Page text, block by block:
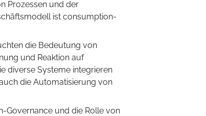
Prozessen und der
ist consumption-
die Bedeutung von
und Reaktion auf
diverse Systeme integrieren
die Automatisierung von
Governance und die Rolle von